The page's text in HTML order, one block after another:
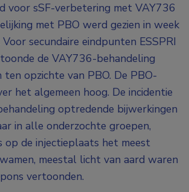
voor sSF-verbetering met VAY736
met PBO werd gezien in week
secundaire eindpunten ESSPRI
de VAY736-behandeling
ten opzichte van PBO. De PBO-
het algemeen hoog. De incidentie
optredende bijwerkingen
in alle onderzochte groepen,
op de injectieplaats het meest
meestal licht van aard waren
vertoonden.